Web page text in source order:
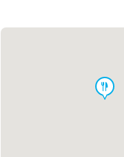
food